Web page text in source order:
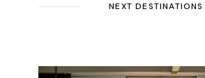
NEXT DESTINATIONS